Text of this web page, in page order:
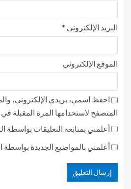
البريد الإلكتروني *
الموقع الإلكتروني
احفظ اسمي، بريدي الإلكتروني،
المتصفح لاستخدامها المرة المقبلة في
أعلمني بمتابعة التعليقات بواسطة
أعلمني بالمواضيع الجديدة بواسطة